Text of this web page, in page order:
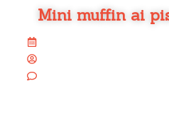
Mini muffin ai